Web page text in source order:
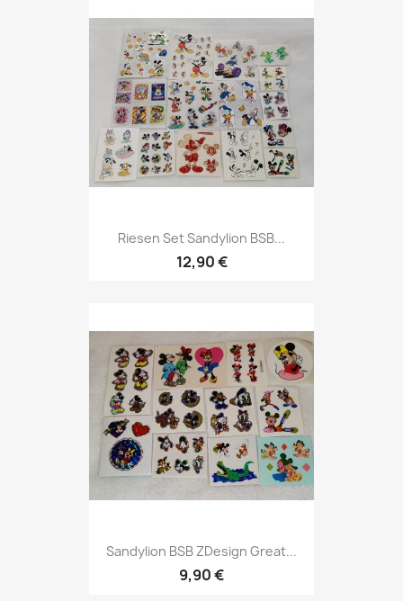
Riesen Set Sandylion BSB...
12,90 €
Sandylion BSB ZDesign Great...
9,90 €